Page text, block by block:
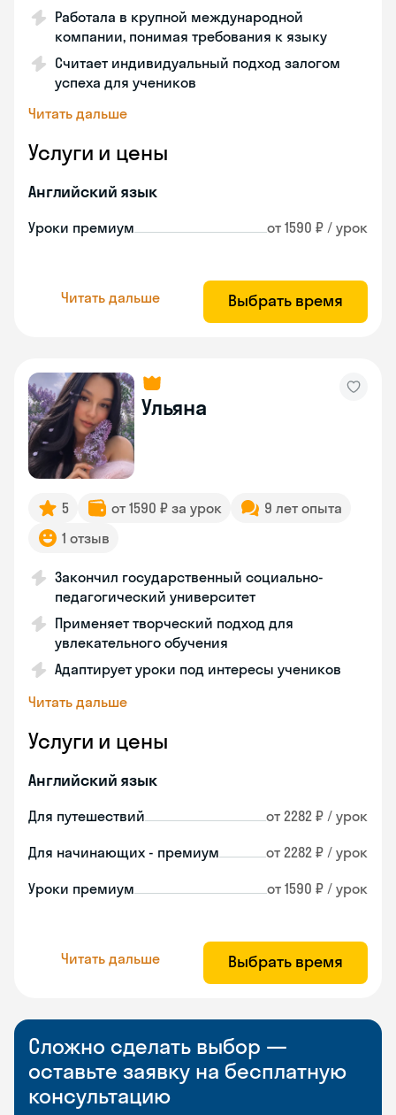
Работала в крупной международной
компании, понимая требования к языку
Считает индивидуальный подход залогом
успеха для учеников
Читать дальше
Услуги и цены
Английский язык
Уроки премиум от 1590 ₽ / урок
Читать дальше Выбрать время
Ульяна
5 от 1590 ₽ за урок
9 лет опыта
1 отзыв
Закончил государственный социально-
педагогический университет
Применяет творческий подход для
увлекательного обучения
Адаптирует уроки под интересы учеников
Читать дальше
Услуги и цены
Английский язык
Для путешествий от 2282 ₽ / урок
Для начинающих - премиум от 2282 ₽ / урок
Уроки премиум от 1590 ₽ / урок
Читать дальше Выбрать время
Сложно сделать выбор —
оставьте заявку на бесплатную
консультацию